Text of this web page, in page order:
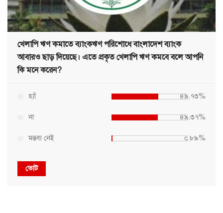
খেলাপি ঋণ কমাতে ব্যাংকঋণ পরিশোধে বাংলাদেশ ব্যাংক
আবারও ছাড় দিয়েছে। এতে প্রকৃত খেলাপি ঋণ কমবে বলে আপনি
কি মনে করেন?
হ্যাঁ ৪৯.৭৩%
না ৪৯.৩৭%
মন্তব্য নেই ০.৮৯%
ভোট